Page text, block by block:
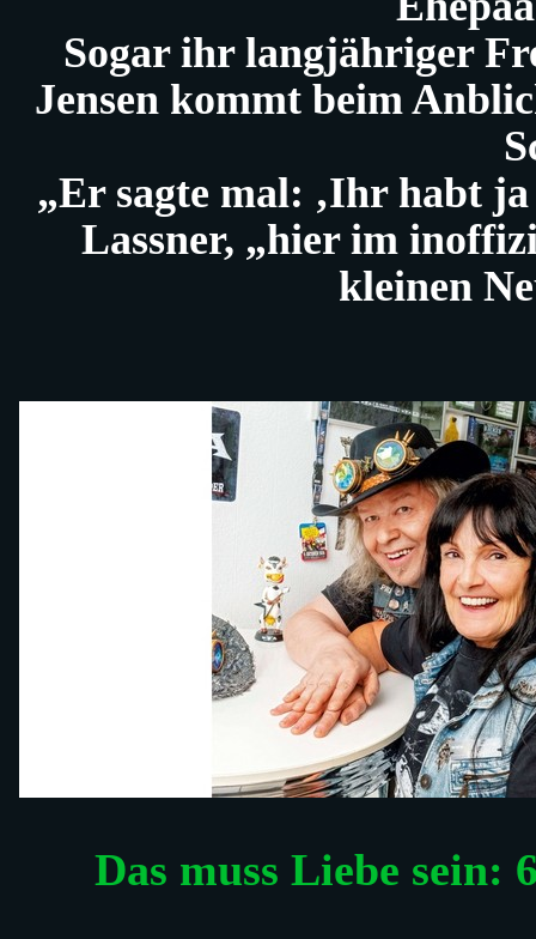
Sogar ihr langjähriger
Jensen kommt beim
„Er sagte mal: ‚Ihr habt
Lassner, „hier im
kleinen
Das muss Liebe sein: